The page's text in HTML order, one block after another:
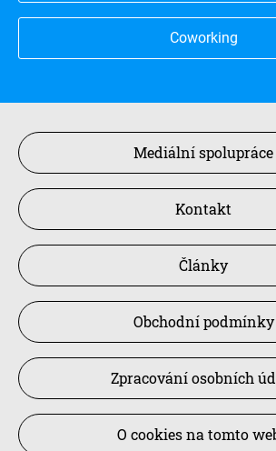
Coworking
Mediální spolupráce
Kontakt
Články
Obchodní podmínky
Zpracování osobních
O cookies na tomto